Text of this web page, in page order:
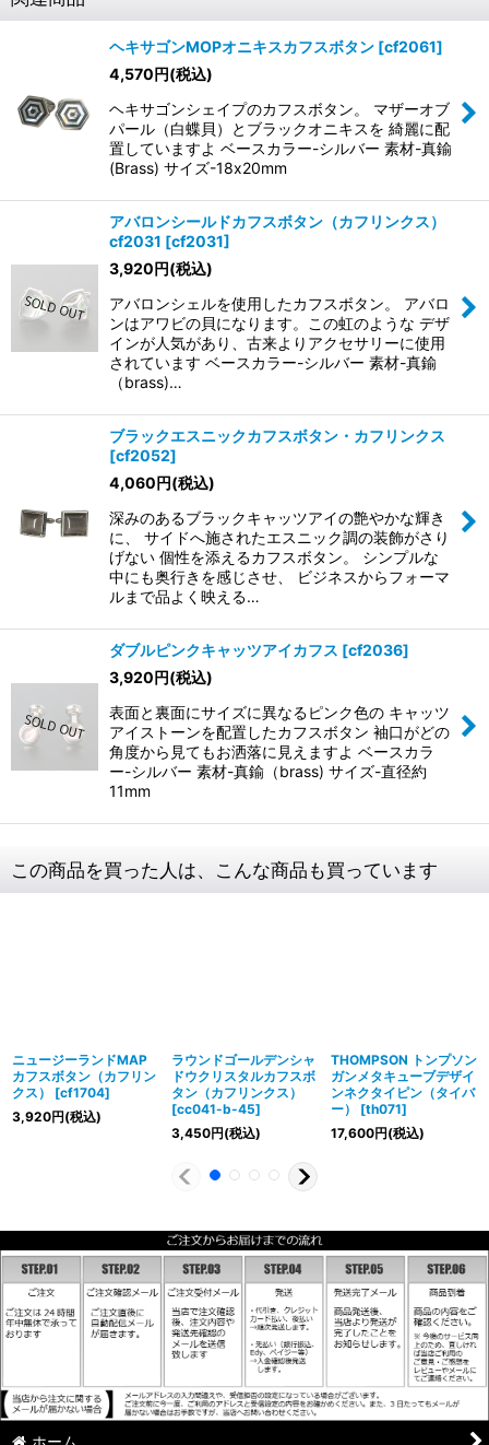
ヘキサゴンMOPオニキスカフスボタン [cf2061]
4,570円(税込)
ヘキサゴンシェイプのカフスボタン。 マザーオブ
パール（白蝶貝）とブラックオニキスを 綺麗に配
置していますよ ベースカラー-シルバー 素材-真鍮
(Brass) サイズ-18x20mm
アバロンシールドカフスボタン（カフリンクス）
cf2031 [cf2031]
3,920円(税込)
アバロンシェルを使用したカフスボタン。 アバロ
ンはアワビの貝になります。この虹のような デザ
インが人気があり、古来よりアクセサリーに使用
されています ベースカラー-シルバー 素材-真鍮
（brass)…
ブラックエスニックカフスボタン・カフリンクス
[cf2052]
4,060円(税込)
深みのあるブラックキャッツアイの艶やかな輝き
に、 サイドへ施されたエスニック調の装飾がさり
げない 個性を添えるカフスボタン。 シンプルな
中にも奥行きを感じさせ、 ビジネスからフォーマ
ルまで品よく映える…
ダブルピンクキャッツアイカフス [cf2036]
3,920円(税込)
表面と裏面にサイズに異なるピンク色の キャッツ
アイストーンを配置したカフスボタン 袖口がどの
角度から見てもお洒落に見えますよ ベースカラ
ー-シルバー 素材-真鍮（brass) サイズ-直径約
11mm
この商品を買った人は、こんな商品も買っています
ニュージーランドMAP
カフスボタン（カフリン
クス）
[cf1704]
3,920円(税込)
ラウンドゴールデンシャ
ドウクリスタルカフスボ
タン（カフリンクス）
[cc041-b-45]
3,450円(税込)
THOMPSON トンプソン
ガンメタキューブデザイ
ンネクタイピン（タイバ
ー）
[th071]
17,600円(税込)
ホーム